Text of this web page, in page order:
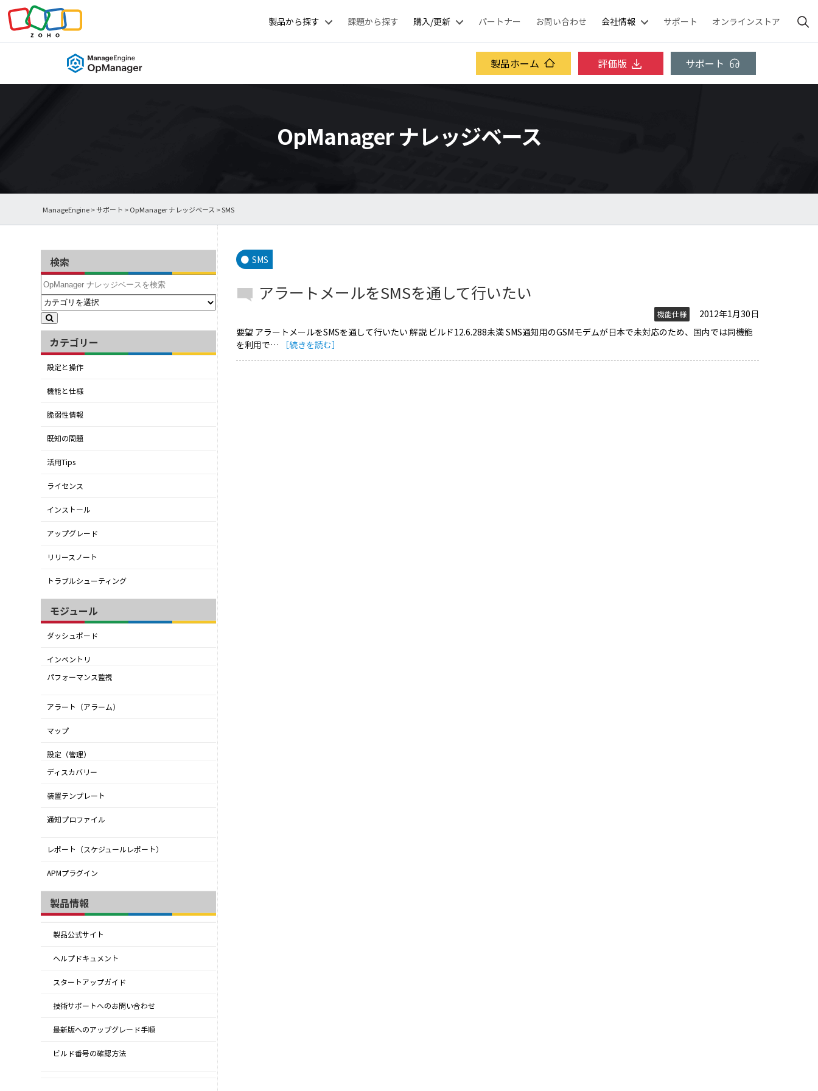
製品から探す 課題から探す 購入/更新 パートナー お問い合わせ 会社情報 サポート オンラインストア
製品ホーム 評価版 サポート
OpManager ナレッジベース
ManageEngine>サポート >OpManager ナレッジベース > SMS
検索
カテゴリー
設定と操作
機能と仕様
脆弱性情報
既知の問題
活用Tips
ライセンス
インストール
アップグレード
リリースノート
トラブルシューティング
モジュール
ダッシュボード
インベントリ
パフォーマンス監視
アラート（アラーム）
マップ
設定（管理）
ディスカバリー
装置テンプレート
通知プロファイル
レポート（スケジュールレポート）
APMプラグイン
製品情報
製品公式サイト
ヘルプドキュメント
スタートアップガイド
技術サポートへのお問い合わせ
最新版へのアップグレード手順
ビルド番号の確認方法
SMS
アラートメールをSMSを通して行いたい
機能仕様
2012年1月30日
要望 アラートメールをSMSを通して行いたい 解説 ビルド12.6.288未満 SMS通知用のGSMモデムが日本で未対応のため、国内では同機能
を利用で…
［続きを読む］